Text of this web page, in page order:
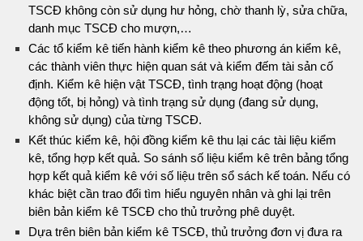
TSCĐ không còn sử dụng hư hỏng, chờ thanh lỳ, sửa chữa,
danh mục TSCĐ cho mượn,…
Các tổ kiểm kê tiến hành kiểm kê theo phương án kiểm kê,
các thành viên thực hiện quan sát và kiểm đếm tài sản cố
định. Kiểm kê hiện vật TSCĐ, tình trạng hoạt động (hoạt
động tốt, bị hỏng) và tình trạng sử dụng (đang sử dụng,
không sử dụng) của từng TSCĐ.
Kết thúc kiểm kê, hội đồng kiểm kê thu lại các tài liệu kiểm
kê, tổng hợp kết quả. So sánh số liệu kiểm kê trên bảng tổng
hợp kết quả kiểm kê với số liệu trên sổ sách kế toán. Nếu có
khác biệt cần trao đổi tìm hiểu nguyên nhân và ghi lại trên
biên bản kiểm kê TSCĐ cho thủ trưởng phê duyệt.
Dựa trên biên bản kiểm kê TSCĐ, thủ trưởng đơn vị đưa ra